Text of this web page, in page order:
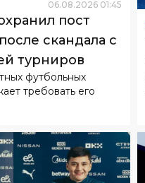
06.08.2026 01:45
пост
скандала с
турниров
футбольных
требовать его